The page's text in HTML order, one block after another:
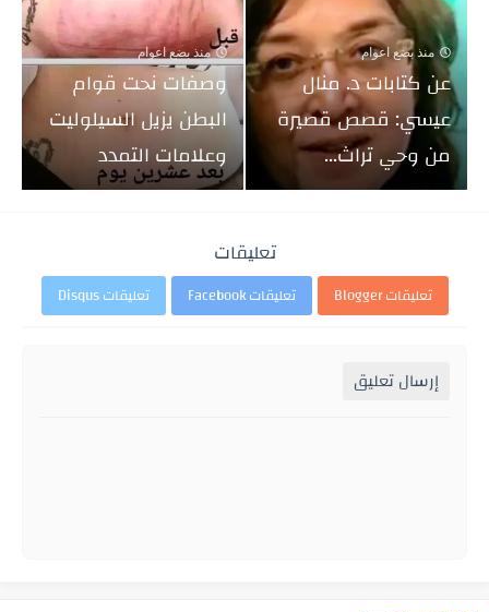
منذ بضع اعوام
عن كتابات د. منال
عيسي: قصص قصيرة
من وحي تراث...
منذ بضع اعوام
وصفات نحت قوام
البطن يزيل السيلوليت
وعلامات التمدد
تعليقات
تعليقات Blogger تعليقات Facebook تعليقات Disqus
إرسال تعليق